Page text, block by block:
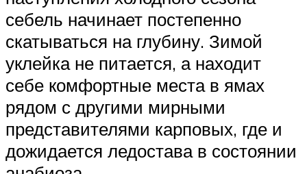
себель начинает постепенно
скатываться на глубину. Зимой
уклейка не питается, а находит
себе комфортные места в ямах
рядом с другими мирными
представителями карповых, где и
дожидается ледостава в состоянии